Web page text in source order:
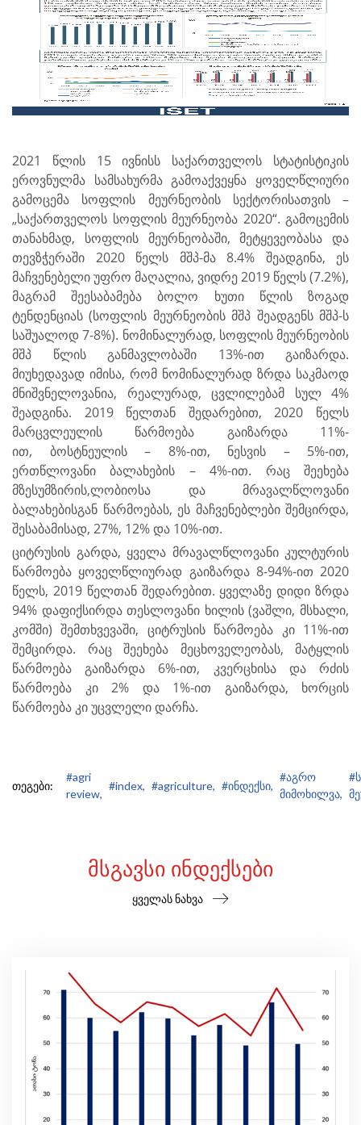
2021 წლის 15 ივნისს საქართველოს სტატისტიკის
ეროვნულმა სამსახურმა გამოაქვეყნა ყოველწლიური
გამოცემა სოფლის მეურნეობის სექტორისათვის –
„საქართველოს სოფლის მეურნეობა 2020“. გამოცემის
თანახმად, სოფლის მეურნეობაში, მეტყევეობასა და
თევზჭერაში 2020 წელს მშპ-მა 8.4% შეადგინა, ეს
მაჩვენებელი უფრო მაღალია, ვიდრე 2019 წელს (7.2%),
მაგრამ შეესაბამება ბოლო ხუთი წლის ზოგად
ტენდენციას (სოფლის მეურნეობის მშპ შეადგენს მშპ-ს
საშუალოდ 7-8%). ნომინალურად, სოფლის მეურნეობის
მშპ წლის განმავლობაში 13%-ით გაიზარდა.
მიუხედავად იმისა, რომ ნომინალურად ზრდა საკმაოდ
მნიშვნელოვანია, რეალურად, ცვლილებამ სულ 4%
შეადგინა. 2019 წელთან შედარებით, 2020 წელს
მარცვლეულის წარმოება გაიზარდა 11%-
ით, ბოსტნეულის – 8%-ით, ნესვის – 5%-ით,
ერთწლოვანი ბალახების – 4%-ით. რაც შეეხება
მზესუმზირის,ლობიოსა და მრავალწლოვანი
ბალახებისგან წარმოებას, ეს მაჩვენებლები შემცირდა,
შესაბამისად, 27%, 12% და 10%-ით.
ციტრუსის გარდა, ყველა მრავალწლოვანი კულტურის
წარმოება ყოველწლიურად გაიზარდა 8-94%-ით 2020
წელს, 2019 წელთან შედარებით. ყველაზე დიდი ზრდა
94% დაფიქსირდა თესლოვანი ხილის (ვაშლი, მსხალი,
კომში)შემთხვევაში, ციტრუსის წარმოება კი 11%-ით
შემცირდა. რაც შეეხება მეცხოველეობას, მატყლის
წარმოებაგაიზარდა 6%-ით, კვერცხისა და რძის
წარმოება კი 2% და 1%-ით გაიზარდა, ხორცის
წარმოება კი უცვლელი დარჩა.
თეგები:
#agri
review,
#index, #agriculture, #ინდექსი,
#აგრო
მიმოხილვა,
ᲛᲡᲒᲐᲕᲡᲘ ᲘᲜᲓᲔᲥᲡᲔᲑᲘ
ყველას ნახვა